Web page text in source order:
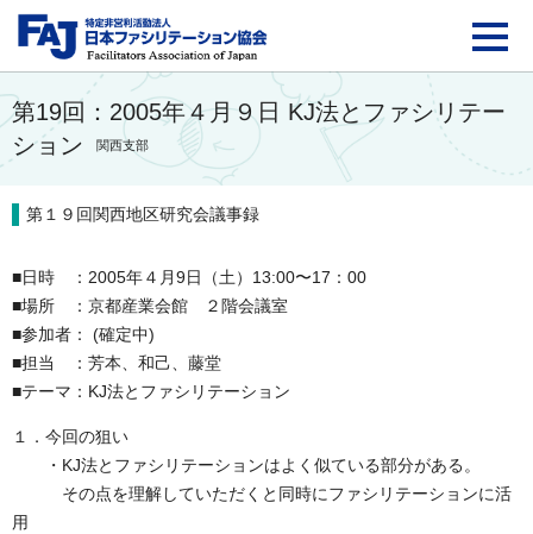
FAJ：特定非営利活動
第19回：2005年４月９日 KJ法とファシリテー
ション
関西支部
第１９回関西地区研究会議事録
■日時 ：2005年４月9日（土）13:00〜17：00
■場所 ：京都産業会館 ２階会議室
■参加者： (確定中)
■担当 ：芳本、和己、藤堂
■テーマ：KJ法とファシリテーション
１．今回の狙い
・KJ法とファシリテーションはよく似ている部分がある。
その点を理解していただくと同時にファシリテーションに活
用